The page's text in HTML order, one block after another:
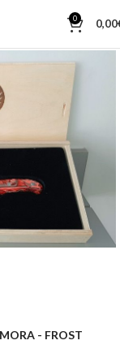
0 0,00
- FROST